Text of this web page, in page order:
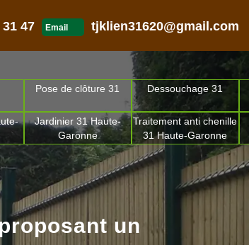
47 Email tjklien31620@gmail.com
Pose de clôture 31 Dessouchage 31
Jardinier 31 Haute-
Garonne
Traitement anti chenille
31 Haute-Garonne
un